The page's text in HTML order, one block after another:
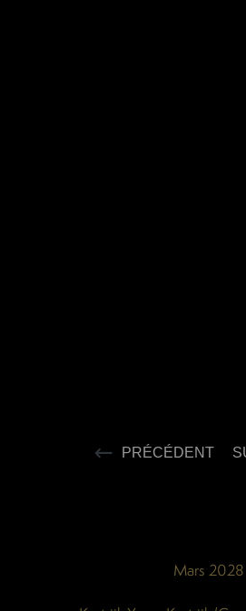
PRÉCÉDENT
Mars 2028